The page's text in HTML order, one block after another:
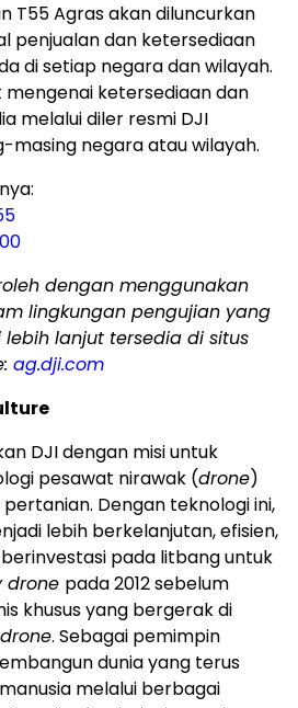
T55 Agras akan diluncurkan
penjualan dan ketersediaan
di setiap negara dan wilayah.
mengenai ketersediaan dan
melalui diler resmi DJI
masing negara atau wilayah.
dengan menggunakan
lingkungan pengujian yang
lebih lanjut tersedia di situs
ag.dji.com
DJI dengan misi untuk
pesawat nirawak (drone)
Dengan teknologi ini,
lebih berkelanjutan, efisien,
pada litbang untuk
drone pada 2012 sebelum
khusus yang bergerak di
. Sebagai pemimpin
dunia yang terus
melalui berbagai